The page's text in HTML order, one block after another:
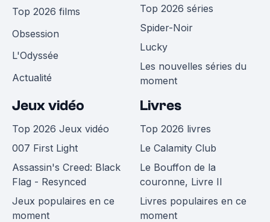
Top 2026 films
Obsession
L'Odyssée
Actualité
Top 2026 séries
Spider-Noir
Lucky
Les nouvelles séries du
moment
Jeux vidéo
Top 2026 Jeux vidéo
007 First Light
Assassin's Creed: Black
Flag - Resynced
Jeux populaires en ce
moment
Livres
Top 2026 livres
Le Calamity Club
Le Bouffon de la
couronne, Livre II
Livres populaires en ce
moment